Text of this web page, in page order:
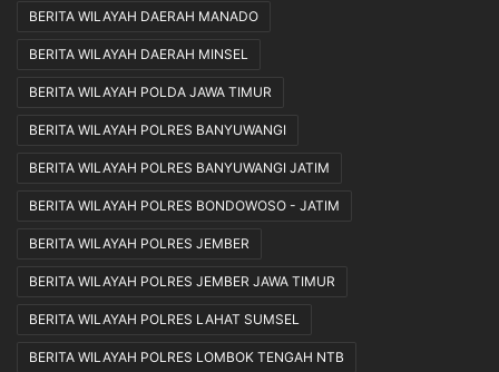
BERITA WILAYAH DAERAH MANADO
BERITA WILAYAH DAERAH MINSEL
BERITA WILAYAH POLDA JAWA TIMUR
BERITA WILAYAH POLRES BANYUWANGI
BERITA WILAYAH POLRES BANYUWANGI JATIM
BERITA WILAYAH POLRES BONDOWOSO - JATIM
BERITA WILAYAH POLRES JEMBER
BERITA WILAYAH POLRES JEMBER JAWA TIMUR
BERITA WILAYAH POLRES LAHAT SUMSEL
BERITA WILAYAH POLRES LOMBOK TENGAH NTB